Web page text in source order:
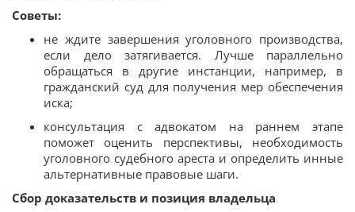
Советы:
не ждите завершения уголовного производства,
если дело затягивается. Лучше параллельно
обращаться в другие инстанции, например, в
гражданский суд для получения мер обеспечения
иска;
консультация с адвокатом на раннем этапе
поможет оценить перспективы, необходимость
уголовного судебного ареста и определить инные
альтернативные правовые шаги.
Сбор доказательств и позиция владельца